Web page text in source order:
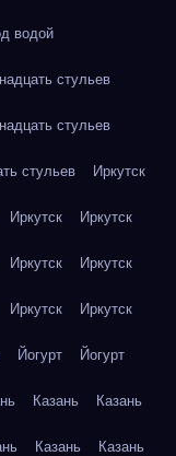
водой
стульев
стульев
стульев Иркутск
Иркутск Иркутск
Иркутск Иркутск
Иркутск Иркутск
Йогурт Йогурт
Казань Казань
Казань Казань